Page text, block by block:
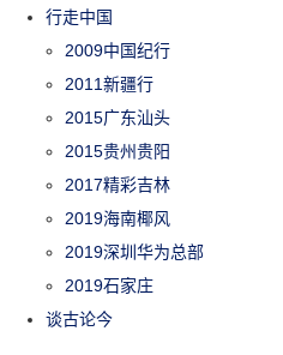
行走中国
2009中国纪行
2011新疆行
2015广东汕头
2015贵州贵阳
2017精彩吉林
2019海南椰风
2019深圳华为总部
2019石家庄
谈古论今